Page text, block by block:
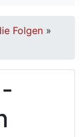
Folgen »